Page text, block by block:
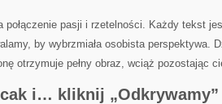
połączenie pasji i rzetelności. Każdy tekst
by wybrzmiała osobista perspektywa.
otrzymuje pełny obraz, wciąż pozostając
i… kliknij „Odkrywamy”